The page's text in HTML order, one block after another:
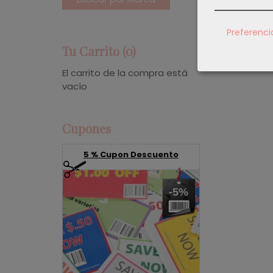
Tu Carrito (0)
El carrito de la compra está
vacío
Cupones
5 % Cupon Descuento
-5%